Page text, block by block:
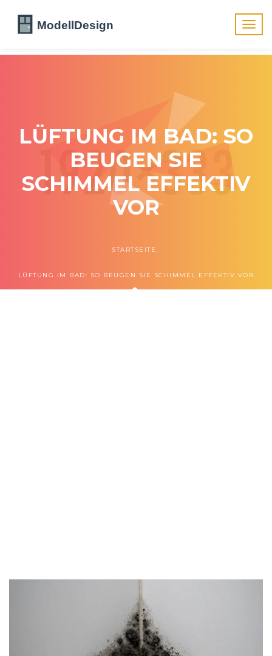
LÜFTUNG IM BAD: SO
BEUGEN SIE
SCHIMMEL EFFEKTIV
VOR
STARTSEITE
LÜFTUNG IM BAD: SO BEUGEN SIE SCHIMMEL EFFEKTIV VOR